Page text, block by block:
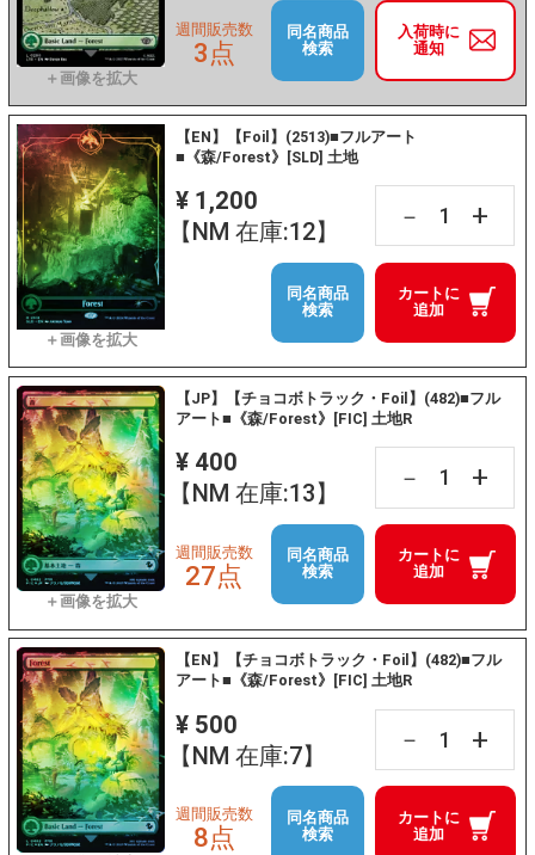
入荷時に
通知
週間販売数
3点
同名商品
検索
【EN】【Foil】(2513)■フルアート
■《森/Forest》[SLD] 土地
¥ 1,200
【NM 在庫:12】
－ +
カートに
追加
同名商品
検索
【JP】【チョコボトラック・Foil】(482)■フル
アート■《森/Forest》[FIC] 土地R
¥ 400
【NM 在庫:13】
－ +
カートに
追加
週間販売数
27点
同名商品
検索
【EN】【チョコボトラック・Foil】(482)■フル
アート■《森/Forest》[FIC] 土地R
¥ 500
【NM 在庫:7】
－ +
カートに
追加
週間販売数
8点
同名商品
検索